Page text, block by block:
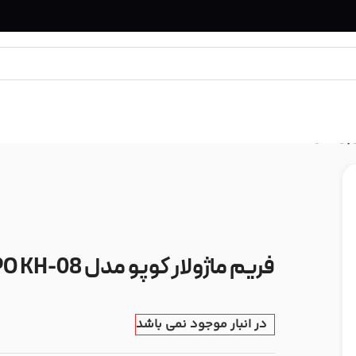
فریم ماژولار کوپو مدل KUPO KH-08
در انبار موجود نمی باشد